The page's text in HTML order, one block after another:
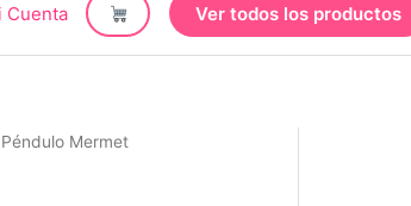
Cuenta Ver todos los productos
Mermet